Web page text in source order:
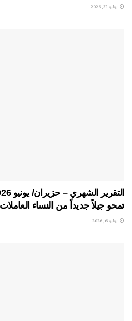
يوليو 31, 2026
تمحو جيلاً جديداً من النساء
يوليو 6, 2026